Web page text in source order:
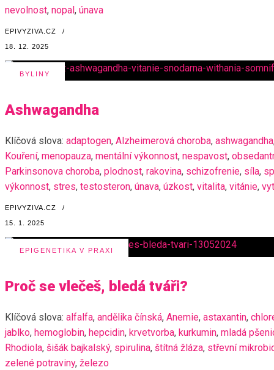
nevolnost, nopal, únava
EPIVYZIVA.CZ /
18. 12. 2025
BYLINY
Ashwagandha
Klíčová slova: adaptogen, Alzheimerová choroba, ashwagandha
Kouření, menopauza, mentální výkonnost, nespavost,
Parkinsonova choroba, plodnost, rakovina, schizofrenie, síla,
výkonnost, stres, testosteron, únava, úzkost, vitalita, vitánie,
EPIVYZIVA.CZ /
15. 1. 2025
EPIGENETIKA V PRAXI
Proč se vlečeš, bledá tváři?
Klíčová slova: alfalfa, andělika čínská, Anemie, astaxantin,
jablko, hemoglobin, hepcidin, krvetvorba, kurkumin, mladá
Rhodiola, šišák bajkalský, spirulina, štítná žláza, střevní
zelené potraviny, železo